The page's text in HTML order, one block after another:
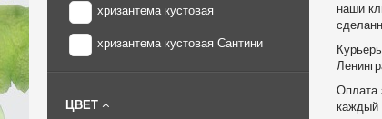
хризантема кустовая
хризантема кустовая Сантини
ЦВЕТ
наши
Оплата
каждый